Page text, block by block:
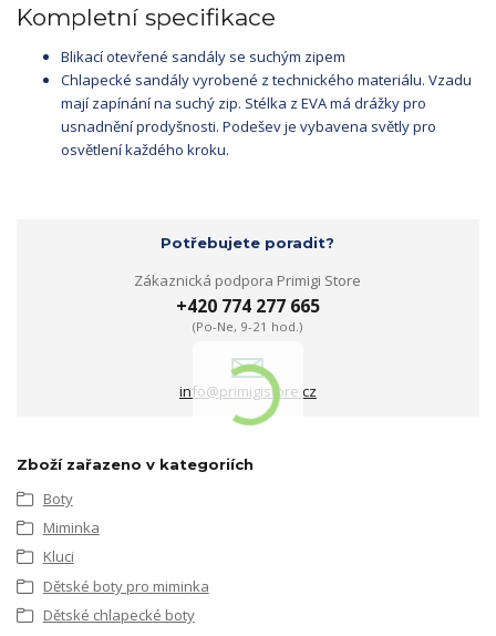
Kompletní specifikace
Blikací otevřené sandály se suchým zipem
Chlapecké sandály vyrobené z technického materiálu. Vzadu
mají zapínání na suchý zip. Stélka z EVA má drážky pro
usnadnění prodyšnosti. Podešev je vybavena světly pro
osvětlení každého kroku.
Potřebujete poradit?
Zákaznická podpora Primigi Store
+420 774 277 665
(Po-Ne, 9-21 hod.)
info@primigistore.cz
Zboží zařazeno v kategoriích
Boty
Miminka
Kluci
Dětské boty pro miminka
Dětské chlapecké boty